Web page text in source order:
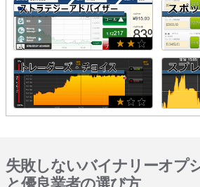
失敗しないバイナリーオプ